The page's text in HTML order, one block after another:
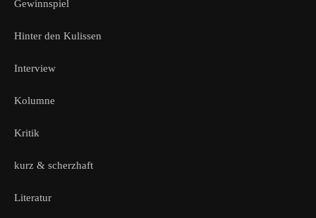
Gewinnspiel
Hinter den Kulissen
Interview
Kolumne
Kritik
kurz & scherzhaft
Literatur